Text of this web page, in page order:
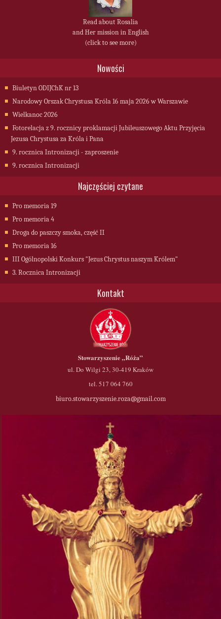
Read about Rosalia
and Her mission in English
(click to see more)
Nowości
Biuletyn ODIJChK nr 13
Narodowy Orszak Chrystusa Króla 16 maja 2026 w Warszawie
Wielkanoc 2026
Fotorelacja z 9. rocznicy proklamacji Jubileuszowego Aktu Przyjęcia
Jezusa Chrystusa za Króla i Pana
9. rocznica Intronizacji - zaproszenie
9. rocznica Intronizacji
Najczęściej czytane
Pro memoria 19
Pro memoria 4
Droga do paszczy smoka, część II
Pro memoria 16
III Ogólnopolski Konkurs "Jezus Chrystus naszym Królem"
3. Rocznica Intronizacji
Kontakt
Stowarzyszenie„Róża”
ul. Do Wilgi 23, 30-419 Kraków
tel. 517 064 760
biuro.stowarzyszenie.roza@gmail.com